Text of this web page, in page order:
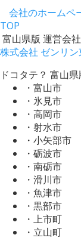
会社のホームペ
TOP
富山県版 運営会社
株式会社 ゼンリ
ドコタテ？ 富山
・富山市
・氷見市
・高岡市
・射水市
・小矢部市
・砺波市
・南砺市
・滑川市
・魚津市
・黒部市
・上市町
・立山町